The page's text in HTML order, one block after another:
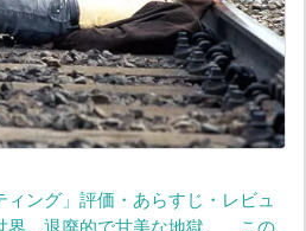
ング」評価・あらすじ・レビュ
。退廃的で甘美な地獄。 この